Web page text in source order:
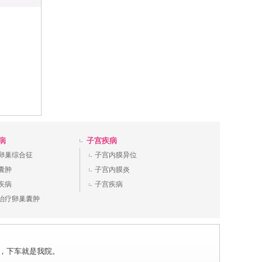
巢综合征
肿
病
疗卵巢囊肿
子宫疾病
子宫内膜异位
子宫内膜炎
子宫疾病
下车就是我院。